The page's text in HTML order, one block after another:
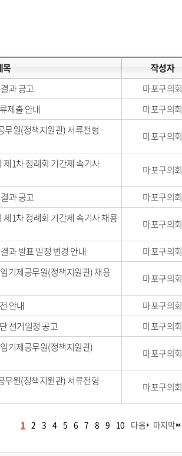
목 작성자
과 공고 마포구의회
제출 안내 마포구의회
무원(정책지원관) 서류전형
마포구의회
1차 정례회 기간제 속기사
마포구의회
과 공고 마포구의회
1차 정례회 기간제 속기사 채용
마포구의회
과 발표 일정 변경 안내 마포구의회
기제공무원(정책지원관) 채용
마포구의회
안내 마포구의회
선거일정 공고 마포구의회
기제공무원(정책지원관)
마포구의회
무원(정책지원관) 서류전형
마포구의회
1 2 3 4 5 6 7 8 9 10 다음 마지막